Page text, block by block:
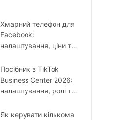
Хмарний телефон для
Facebook:
налаштування, ціни та
у 2026 році
Посібник з TikTok
Business Center 2026:
налаштування, ролі та
акаунтами
Як керувати кількома